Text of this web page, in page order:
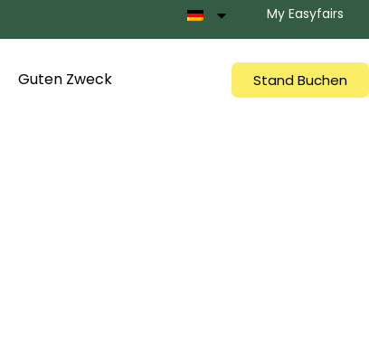
My Easyfairs
Guten Zweck Stand Buchen